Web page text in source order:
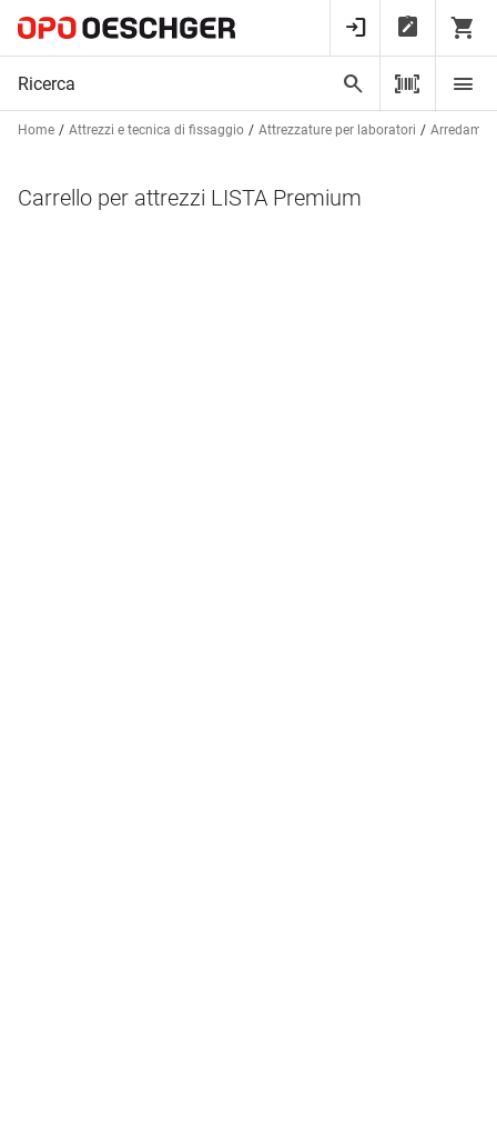
Home Attrezzi e tecnica di fissaggio Attrezzature per laboratori
Carrello per attrezzi LISTA Premium